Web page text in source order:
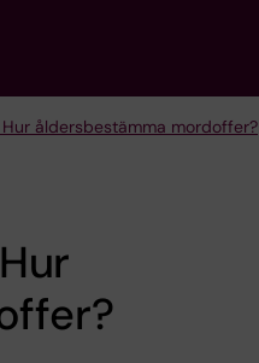
åldersbestämma mordoffer?